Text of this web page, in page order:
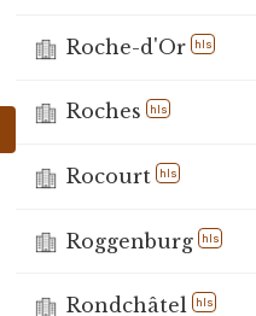
Roche-d'Or hls
Roches hls
Rocourt hls
Roggenburg hls
Rondchâtel hls